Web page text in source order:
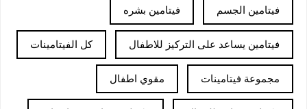
فيتامين الجسم فيتامين بشره
فيتامين يساعد على التركيز للاطفال كل الفيتامينات
مجموعة فيتامينات مقوي اطفال